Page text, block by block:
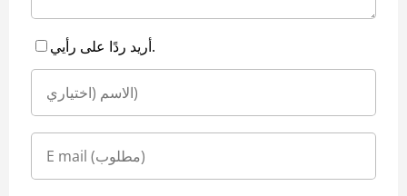
أريد ردًا على رأيي.